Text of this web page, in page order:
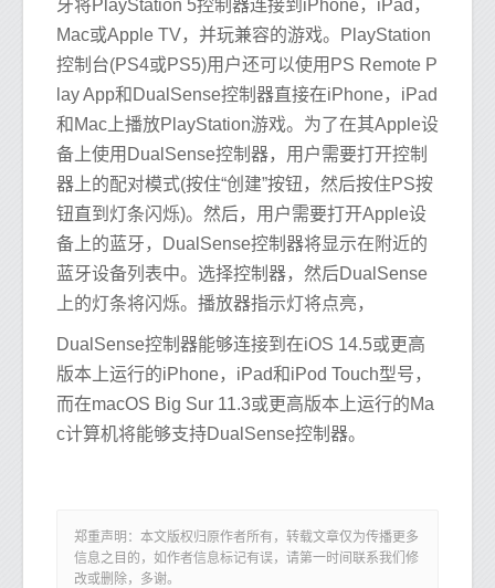
牙将PlayStation 5控制器连接到iPhone，iPad，
Mac或Apple TV，并玩兼容的游戏。PlayStation
控制台(PS4或PS5)用户还可以使用PS Remote P
lay App和DualSense控制器直接在iPhone，iPad
和Mac上播放PlayStation游戏。为了在其Apple设
备上使用DualSense控制器，用户需要打开控制
器上的配对模式(按住“创建”按钮，然后按住PS按
钮直到灯条闪烁)。然后，用户需要打开Apple设
备上的蓝牙，DualSense控制器将显示在附近的
蓝牙设备列表中。选择控制器，然后DualSense
上的灯条将闪烁。播放器指示灯将点亮，
DualSense控制器能够连接到在iOS 14.5或更高
版本上运行的iPhone，iPad和iPod Touch型号，
而在macOS Big Sur 11.3或更高版本上运行的Ma
c计算机将能够支持DualSense控制器。
郑重声明：本文版权归原作者所有，转载文章仅为传播更多
信息之目的，如作者信息标记有误，请第一时间联系我们修
改或删除，多谢。